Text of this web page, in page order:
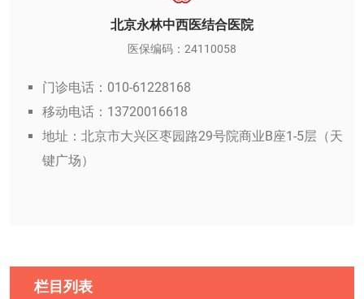
北京永林中西医结合医院
医保编码：24110058
门诊电话：010-61228168
移动电话：13720016618
地址：北京市大兴区枣园路29号院商业B座1-5层（天
键广场）
栏目列表